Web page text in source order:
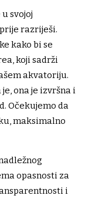
svojoj
razriješi.
kako bi se
koji sadrži
akvatoriju.
ona je izvršna i
Očekujemo da
maksimalno
opasnosti za
i